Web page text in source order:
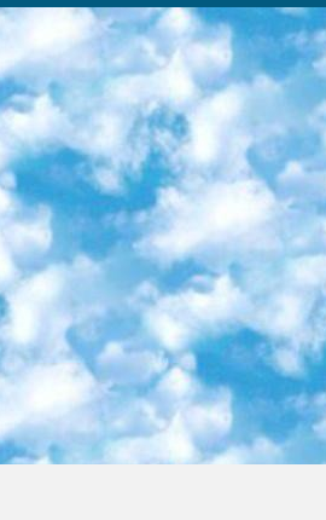
экзамен ориентирован на творческое и логическое мышление при подготовке базы материалов учитывать введение заданий. 5. Следует отметить, что: сертификат государственного образца о знании общеобразовательного предмета и как минимум национальный уровень B1 по предметам на иностранных языках, указанным в Приложении 2. или международно признанный сертификат эквивалентного уровня студенты, изучающие определенный предмет, освобождаются от экзамена; по соответствующим предметам запланирована итоговая государственная аттестация за день до дня, путем жеребьевки Рабочей группой (в письменной форме по предметам, проводимым в форме) из числа сформированных вариантов выбрано 2 варианта; 2 выбранных варианта экзамена анонсированы на официальном сайте министерства и все выпускники по всей стране на основе этих вариантов проводит итоговую государственную аттестацию. 6. Государственное образование учащихся средних общеобразовательных учреждений. знания в соответствии с квалификационными требованиями, которые необходимо приобрести на основании стандартов итоговый (выпускной) контроль для 9 и 11 классов в целях тестирования Экзамены (далее – экзамены) состоят из предметов, перечисленных в приложении 1. будет сделано. 7. Экзамены пройдут с 26 мая по 15 июня 2024 г. (кроме науки физического воспитания). 8. Физическая для учащихся 9 классов общесредних образовательных учреждений. Экзамены по предмету «Образование, квалификация медицина» 1-6 мая 2024 года. сотрудники перевести под присмотр (с отклонениями в физическом или умственном развитии) специализированная школа для детей, школы-интернаты и со сколиозом школы-интернаты санаторного типа для больных детей исключены). 9. Он был слепым, слабовидящим и имел нарушения опорно-двигательного аппарата. экзамены в специализированных школах и интернатах для детей должны проводиться исходя из требований, предъявляемых к общеобразовательным учреждениям (физкультура кроме науки). 10. Специализированная школа для глухих и слабослышащих детей. и экзамены в интернатах и быть реализован в виде письменного теста по математике. 11. Специальность для умственно отсталых детей. Для 9 класса Родной язык и литературное письмо Государственный язык (язык обучения – узбекский). для неклассов) написано Математическое письмо Письменная/устная история Узбекистана Физическое воспитание практично Итоговый контроль Для 11 класса Написание родного языка и литературы (эссе) Математическое письмо Узбекский язык (обучение на узбекском языке) не посещающее общее среднее образование для учреждений)/Образовательное учреждение выбор письменный и устный Иностранный язык письменный/